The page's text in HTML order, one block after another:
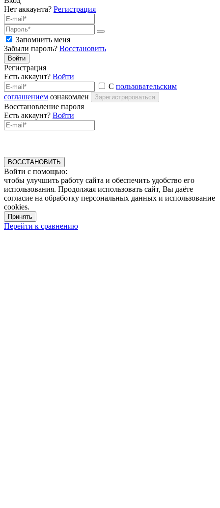
Нет аккаунта? Регистрация
Запомнить меня
Забыли пароль? Восстановить
Войти
Регистрация
Есть аккаунт? Войти
С пользовательским
соглашением ознакомлен Зарегистрироваться
Восстановление пароля
Есть аккаунт? Войти
ВОССТАНОВИТЬ
Войти с помощью:
чтобы улучшить работу сайта и обеспечить удобство его
использования. Продолжая использовать сайт, Вы даёте
согласие на обработку персональных данных и использование
cookies.
Принять
Перейти к сравнению